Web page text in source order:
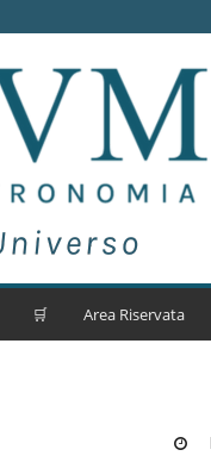
🛒 Area Riservata